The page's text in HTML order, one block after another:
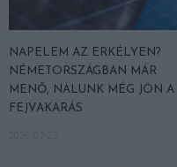
NAPELEM AZ ERKÉLYEN?
NÉMETORSZÁGBAN MÁR
MENŐ, NÁLUNK MÉG JÖN A
FEJVAKARÁS